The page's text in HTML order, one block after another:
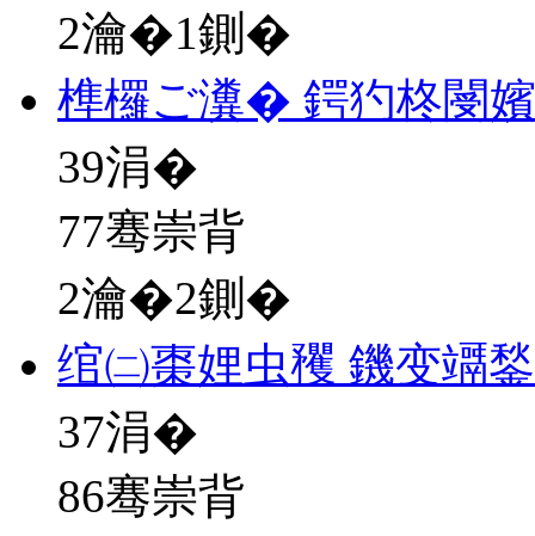
2瀹�1鍘�
榫欏ご瀵� 鍔犳柊閿
39涓�
77骞崇背
2瀹�2鍘�
绾㈡棗娌虫矡 鐖变竵
37涓�
86骞崇背